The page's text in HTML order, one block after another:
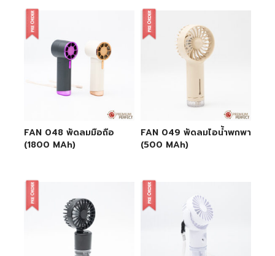
FAN 048 พัดลมมือถือ
(1800 MAh)
FAN 049 พัดลมไอน้ำพกพา
(500 MAh)